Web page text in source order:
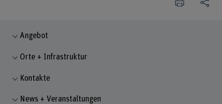
Angebot
Orte + Infrastruktur
Kontakte
News + Veranstaltungen